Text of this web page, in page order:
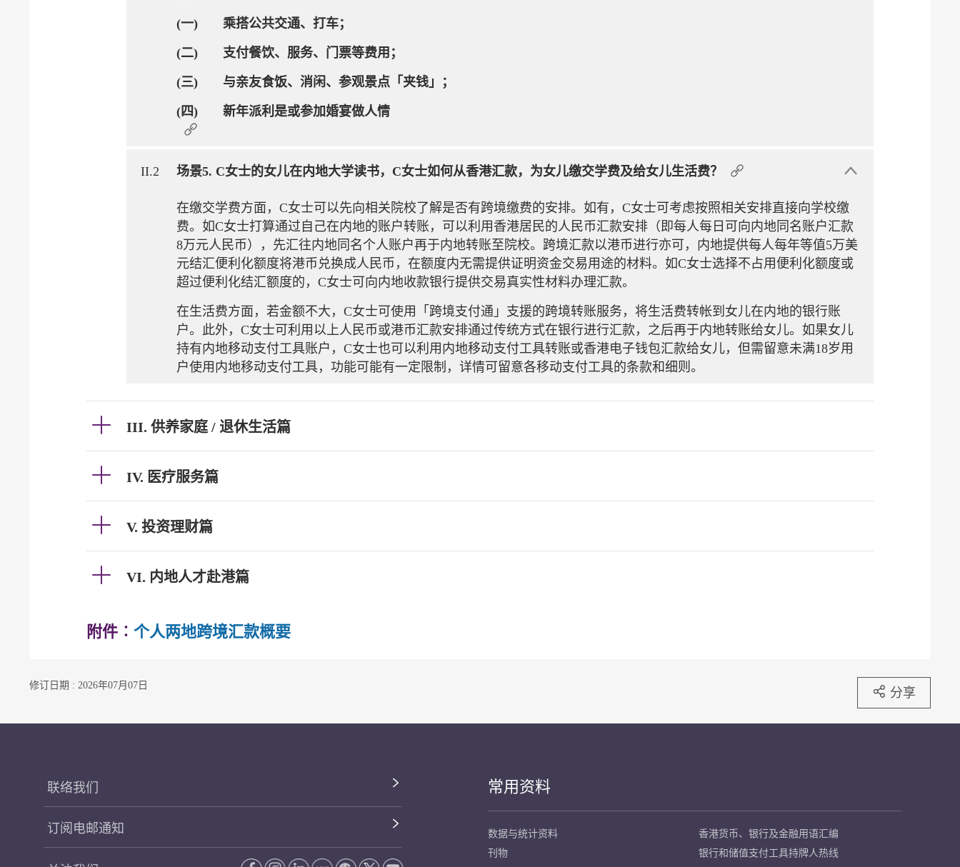
(一) 乘搭公共交通、打车；
(二) 支付餐饮、服务、门票等费用；
(三) 与亲友食饭、消闲、参观景点「夹钱」；
(四) 新年派利是或参加婚宴做人情
II.2 场景5. C女士的女儿在内地大学读书，C女士如何从香港汇款，为女儿缴交学费及给女儿生活费？
在缴交学费方面，C女士可以先向相关院校了解是否有跨境缴费的安排。如有，C女士可考虑按照相关安排直接向学校缴
费。如C女士打算通过自己在内地的账户转账，可以利用香港居民的人民币汇款安排（即每人每日可向内地同名账户汇款
8万元人民币），先汇往内地同名个人账户再于内地转账至院校。跨境汇款以港币进行亦可，内地提供每人每年等值5万美
元结汇便利化额度将港币兑换成人民币，在额度内无需提供证明资金交易用途的材料。如C女士选择不占用便利化额度或
超过便利化结汇额度的，C女士可向内地收款银行提供交易真实性材料办理汇款。
在生活费方面，若金额不大，C女士可使用「跨境支付通」支援的跨境转账服务，将生活费转帐到女儿在内地的银行账
户。此外，C女士可利用以上人民币或港币汇款安排通过传统方式在银行进行汇款，之后再于内地转账给女儿。如果女儿
持有内地移动支付工具账户，C女士也可以利用内地移动支付工具转账或香港电子钱包汇款给女儿，但需留意未满18岁用
户使用内地移动支付工具，功能可能有一定限制，详情可留意各移动支付工具的条款和细则。
III. 供养家庭 / 退休生活篇
IV. 医疗服务篇
V. 投资理财篇
VI. 内地人才赴港篇
附件︰ 个人两地跨境汇款概要
修订日期 : 2026年07月07日 分享
联络我们
订阅电邮通知
常用资料
数据与统计资料
刊物
香港货币、银行及金融用语汇编
银行和储值支付工具持牌人热线